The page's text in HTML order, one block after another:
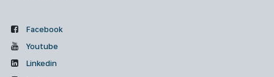
Facebook
Youtube
Linkedin